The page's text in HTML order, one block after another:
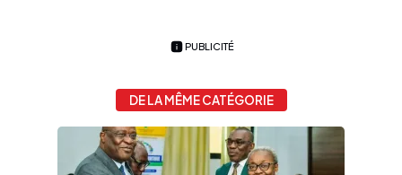
PUBLICITÉ
DE LA MÊME CATÉGORIE